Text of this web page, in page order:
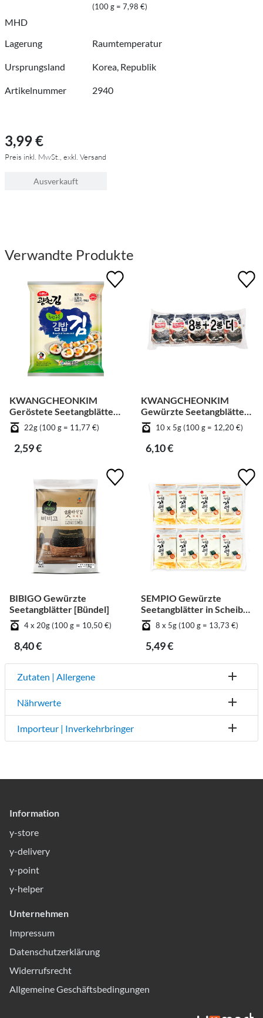
(100 g = 7,98 €)
MHD
Lagerung
Raumtemperatur
Ursprungsland Korea, Republik
Artikelnummer 2940
3,99 €
Preis inkl. MwSt., exkl. Versand
Ausverkauft
Verwandte Produkte
KWANGCHEONKIM
Geröstete Seetangblätter
für Kimbab
22g (100 g = 11,77 €)
2,59 €
KWANGCHEONKIM
Gewürzte Seetangblätter
in Scheiben geschnitten -
Gemüse [Bündel]
10 x 5g (100 g = 12,20 €)
6,10 €
BIBIGO Gewürzte
Seetangblätter [Bündel]
4 x 20g (100 g = 10,50 €)
8,40 €
SEMPIO Gewürzte
Seetangblätter in Scheiben
geschnitten [Bündel]
8 x 5g (100 g = 13,73 €)
5,49 €
Zutaten | Allergene
Nährwerte
Importeur | Inverkehrbringer
Information
y-store
y-delivery
y-point
y-helper
Unternehmen
Impressum
Datenschutzerklärung
Widerrufsrecht
Allgemeine Geschäftsbedingungen